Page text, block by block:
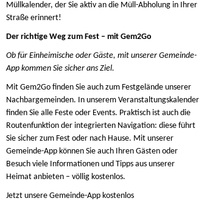
Müllkalender, der Sie aktiv an die Müll-Abholung in Ihrer
Straße erinnert!
Der richtige Weg zum Fest – mit Gem2Go
Ob für Einheimische oder Gäste, mit unserer Gemeinde-
App kommen Sie sicher ans Ziel.
Mit Gem2Go finden Sie auch zum Festgelände unserer
Nachbargemeinden. In unserem Veranstaltungskalender
finden Sie alle Feste oder Events. Praktisch ist auch die
Routenfunktion der integrierten Navigation: diese führt
Sie sicher zum Fest oder nach Hause. Mit unserer
Gemeinde-App können Sie auch Ihren Gästen oder
Besuch viele Informationen und Tipps aus unserer
Heimat anbieten – völlig kostenlos.
Jetzt unsere Gemeinde-App kostenlos